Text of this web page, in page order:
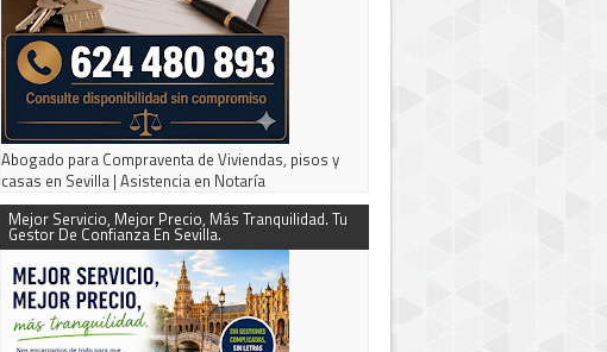
Abogado para Compraventa de Viviendas, pisos y
casas en Sevilla | Asistencia en Notaría
Mejor Servicio, Mejor Precio, Más Tranquilidad. Tu
Gestor De Confianza En Sevilla.